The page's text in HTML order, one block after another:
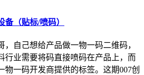
备（贴标/喷码）
，自己想给产品做一物一码二维码，
行业需要将码直接喷码在产品上，而
物一码开发商提供的标签。这期007创